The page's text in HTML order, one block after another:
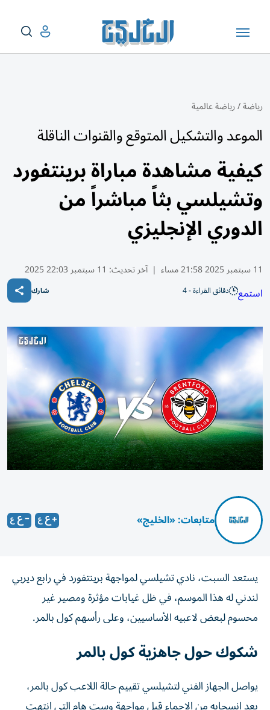
رياضة/رياضة عالمية
الموعد والتشكيل المتوقع والقنوات الناقلة
كيفية مشاهدة مباراة برينتفورد
وتشيلسي بثاً مباشراً من
الدوري الإنجليزي
11 سبتمبر 2025 21:58 مساء | آخر تحديث: 11 سبتمبر 22:03 2025
استمع دقائق القراءة - 4 شارك
متابعات: «الخليج»
يستعد السبت، نادي تشيلسي لمواجهة برينتفورد في رابع ديربي
لندني له هذا الموسم، في ظل غيابات مؤثرة ومصير غير
محسوم لبعض لاعبيه الأساسيين، وعلى رأسهم كول بالمر.
شكوك حول جاهزية كول بالمر
يواصل الجهاز الفني لتشيلسي تقييم حالة اللاعب كول بالمر،